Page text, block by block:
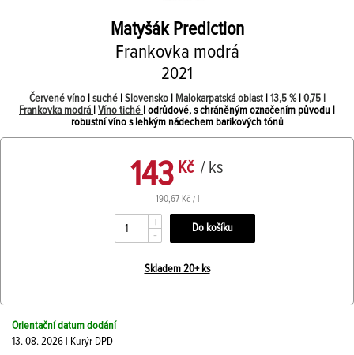
MatyšákPrediction
Frankovka modrá
2021
Červené víno suché Slovensko| Malokarpatská oblast| 13,5 % 0,75 l
Frankovka modrá
Víno tiché
| odrůdové, s chráněným označením původu |
robustní víno s lehkým nádechem barikových tónů
143 Kč / ks
190,67 Kč / l
+
-
Skladem 20+ ks
Orientační datum dodání
13. 08. 2026 | Kurýr DPD